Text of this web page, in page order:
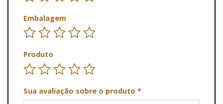
Embalagem
Produto
Sua avaliação sobre o produto *